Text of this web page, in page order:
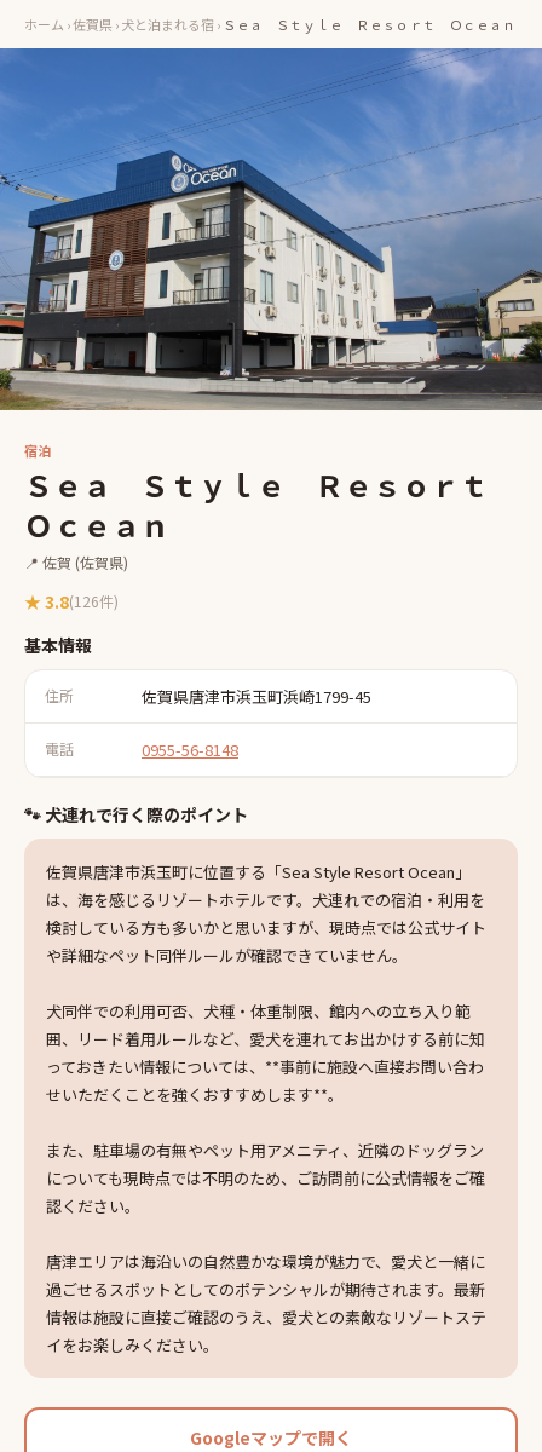
ホーム ›佐賀県›犬と泊まれる宿 › Ｓｅａ Ｓｔｙｌｅ Ｒｅｓｏｒｔ Ｏｃｅａｎ
宿泊
Ｓｅａ Ｓｔｙｌｅ Ｒｅｓｏｒｔ
Ｏｃｅａｎ
📍 佐賀 (佐賀県)
★ 3.8(126件)
基本情報
住所 佐賀県唐津市浜玉町浜崎1799-45
電話 0955-56-8148
🐾 犬連れで行く際のポイント
佐賀県唐津市浜玉町に位置する「Sea Style Resort Ocean」
は、海を感じるリゾートホテルです。犬連れでの宿泊・利用を
検討している方も多いかと思いますが、現時点では公式サイト
や詳細なペット同伴ルールが確認できていません。
犬同伴での利用可否、犬種・体重制限、館内への立ち入り範
囲、リード着用ルールなど、愛犬を連れてお出かけする前に知
っておきたい情報については、**事前に施設へ直接お問い合わ
せいただくことを強くおすすめします**。
また、駐車場の有無やペット用アメニティ、近隣のドッグラン
についても現時点では不明のため、ご訪問前に公式情報をご確
認ください。
唐津エリアは海沿いの自然豊かな環境が魅力で、愛犬と一緒に
過ごせるスポットとしてのポテンシャルが期待されます。最新
情報は施設に直接ご確認のうえ、愛犬との素敵なリゾートステ
イをお楽しみください。
Googleマップで開く